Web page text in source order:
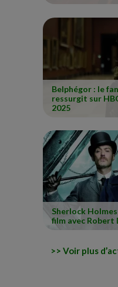
Belphégor : le
ressurgit sur
2025
Sherlock
film avec Robert
Voir plus